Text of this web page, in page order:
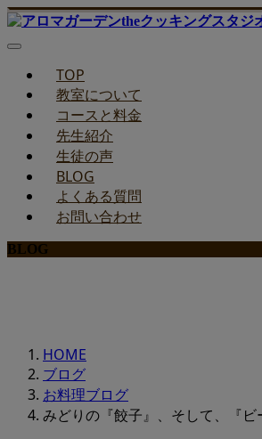
TOP
教室について
コースと料金
先生紹介
生徒の声
BLOG
よくある質問
お問い合わせ
BLOG
HOME
ブログ
お料理ブログ
みどりの『餃子』、そして、『ビ